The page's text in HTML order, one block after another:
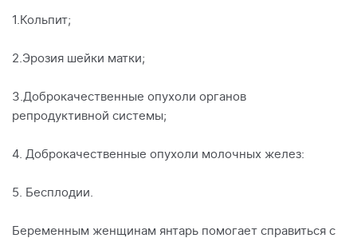
1.Кольпит;
2.Эрозия шейки матки;
3.Доброкачественные опухоли органов
репродуктивной системы;
4. Доброкачественные опухоли молочных желез:
5. Бесплодии.
Беременным женщинам янтарь помогает справиться с